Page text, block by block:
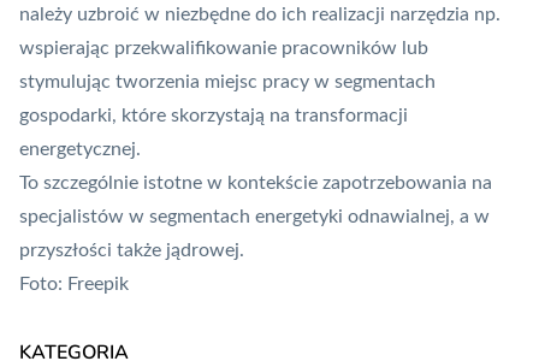
należy uzbroić w niezbędne do ich realizacji narzędzia np.
wspierając przekwalifikowanie pracowników lub
stymulując tworzenia miejsc pracy w segmentach
gospodarki, które skorzystają na transformacji
energetycznej.
To szczególnie istotne w kontekście zapotrzebowania na
specjalistów w segmentach energetyki odnawialnej, a w
przyszłości także jądrowej.
Foto: Freepik
KATEGORIA